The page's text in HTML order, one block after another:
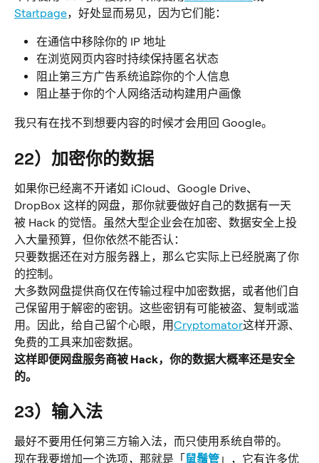
Startpage，好处显而易见，因为它们能：
在通信中移除你的 IP 地址
在浏览网页内容时持续保持匿名状态
阻止第三方广告系统追踪你的个人信息
阻止基于你的个人网络活动构建用户画像
我只有在找不到想要内容的时候才会用回 Google。
22）加密你的数据
如果你已经离不开诸如 iCloud、Google Drive、
DropBox 这样的网盘，那你就要做好自己的数据有一天
被 Hack 的觉悟。虽然大型企业会在加密、数据安全上投
入大量预算，但你依然不能否认：
只要数据还在对方服务器上，那么它实际上已经脱离了你
的控制。
大多数网盘提供商仅在传输过程中加密数据，或者他们自
己保留用于解密的密钥。这些密钥有可能被盗、复制或滥
用。因此，给自己留个心眼，用Cryptomator这样开源、
免费的工具来加密数据。
这样即便网盘服务商被 Hack，你的数据大概率还是安全
的。
23）输入法
最好不要用任何第三方输入法，而只使用系统自带的。
现在我要增加一个选项，那就是「鼠鬚管 」，它有许多优